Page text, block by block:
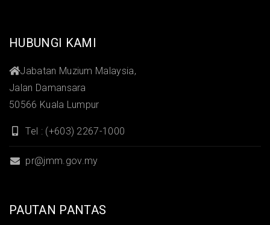
HUBUNGI KAMI
Jabatan Muzium Malaysia,
Jalan Damansara
50566 Kuala Lumpur
Tel : (+603) 2267-1000
pr@jmm.gov.my
PAUTAN PANTAS